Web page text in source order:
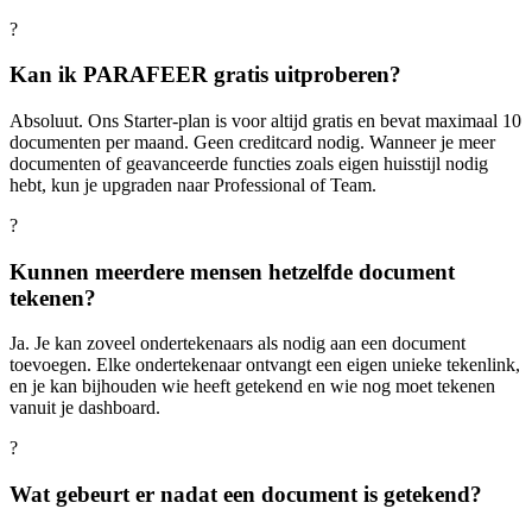
?
Kan ik PARAFEER gratis uitproberen?
Absoluut. Ons Starter-plan is voor altijd gratis en bevat maximaal 10
documenten per maand. Geen creditcard nodig. Wanneer je meer
documenten of geavanceerde functies zoals eigen huisstijl nodig
hebt, kun je upgraden naar Professional of Team.
?
Kunnen meerdere mensen hetzelfde document
tekenen?
Ja. Je kan zoveel ondertekenaars als nodig aan een document
toevoegen. Elke ondertekenaar ontvangt een eigen unieke tekenlink,
en je kan bijhouden wie heeft getekend en wie nog moet tekenen
vanuit je dashboard.
?
Wat gebeurt er nadat een document is getekend?